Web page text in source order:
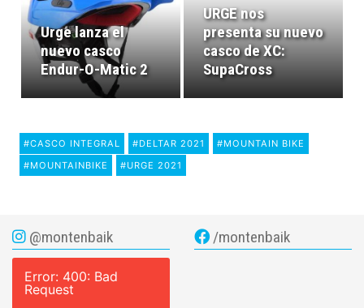
Urge lanza el
nuevo casco
Endur-O-Matic 2
URGE nos
presenta su nuevo
casco de XC:
SupaCross
#CASCO INTEGRAL #DELTAR 2021
#MOUNTAIN BIKE
#MOUNTAINBIKE
#URGE 2021
@montenbaik
Error: 400: Bad
Request
/montenbaik